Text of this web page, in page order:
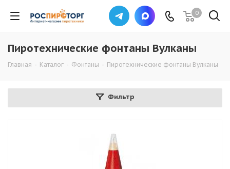
0
Пиротехнические фонтаны Вулканы
Главная - Каталог - Фонтаны - Пиротехнические фонтаны Вулканы
Фильтр